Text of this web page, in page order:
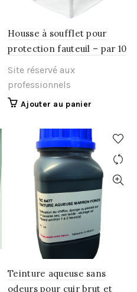
Housse à soufflet pour
protection fauteuil – par 10
Site réservé aux
professionnels
Ajouter au panier
Teinture aqueuse sans
odeurs pour cuir brut et